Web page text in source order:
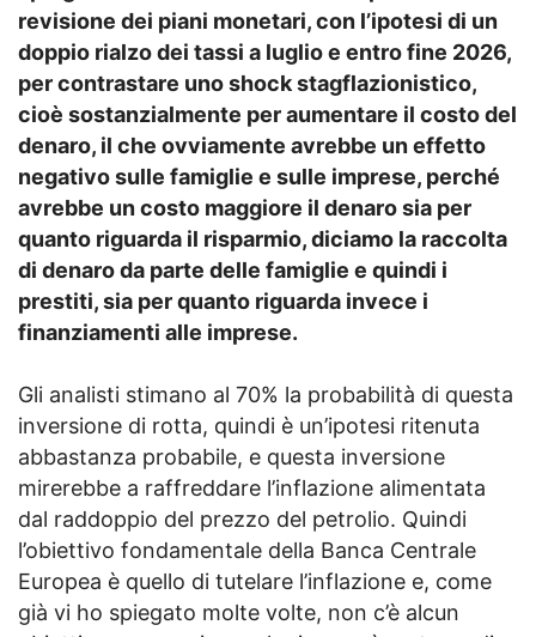
revisione dei piani monetari, con l’ipotesi di un
doppio rialzo dei tassi a luglio e entro fine 2026,
per contrastare uno shock stagflazionistico,
cioè sostanzialmente per aumentare il costo del
denaro, il che ovviamente avrebbe un effetto
negativo sulle famiglie e sulle imprese, perché
avrebbe un costo maggiore il denaro sia per
quanto riguarda il risparmio, diciamo la raccolta
di denaro da parte delle famiglie e quindi i
prestiti, sia per quanto riguarda invece i
finanziamenti alle imprese.
Gli analisti stimano al 70% la probabilità di questa
inversione di rotta, quindi è un’ipotesi ritenuta
abbastanza probabile, e questa inversione
mirerebbe a raffreddare l’inflazione alimentata
dal raddoppio del prezzo del petrolio. Quindi
l’obiettivo fondamentale della Banca Centrale
Europea è quello di tutelare l’inflazione e, come
già vi ho spiegato molte volte, non c’è alcun